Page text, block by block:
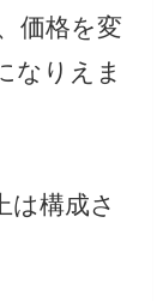
価格を変
なりえま
は構成さ